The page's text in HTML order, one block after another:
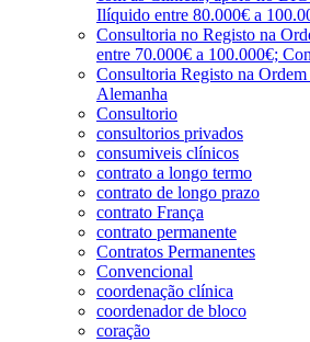
Ilíquido entre 80.000€ a
Consultoria no Registo na
entre 70.000€ a 100.000€;
Consultoria Registo na
Alemanha
Consultorio
consultorios privados
consumiveis clínicos
contrato a longo termo
contrato de longo prazo
contrato França
contrato permanente
Contratos Permanentes
Convencional
coordenação clínica
coordenador de bloco
coração